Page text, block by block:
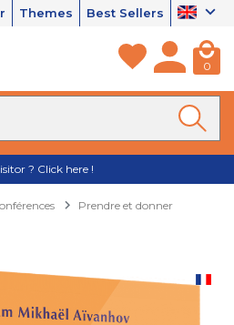
Themes Best Sellers
0
? Click here !
Prendre et donner